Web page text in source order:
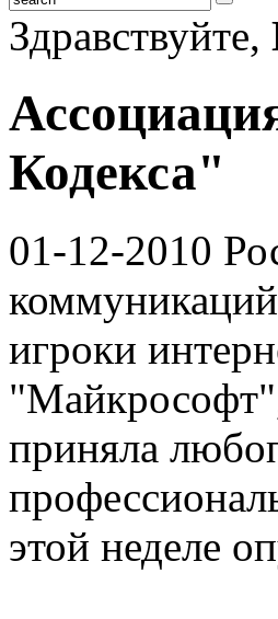
Здравствуйте,
Кодекса"
01-12-2010
игроки
приняла
этой неделе